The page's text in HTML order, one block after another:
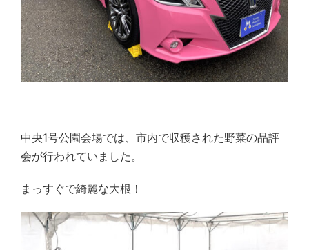
中央1号公園会場では、市内で収穫された野菜の品評
会が行われていました。
まっすぐで綺麗な大根！